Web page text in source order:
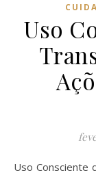
Uso
Uso Consciente da Água, Transforme Pequenas Ações em